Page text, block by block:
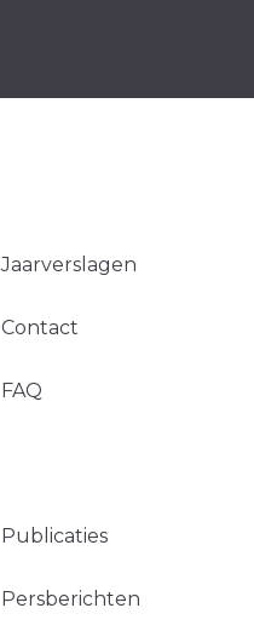
Jaarverslagen
Contact
FAQ
Publicaties
Persberichten